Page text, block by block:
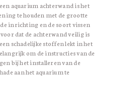
aquarium achterwand is het
te houden met de grootte
inrichting en de soort vissen
dat de achterwand veilig is
schadelijke stoffen lekt in het
om de instructies van de
bij het installeren van de
aan het aquarium te